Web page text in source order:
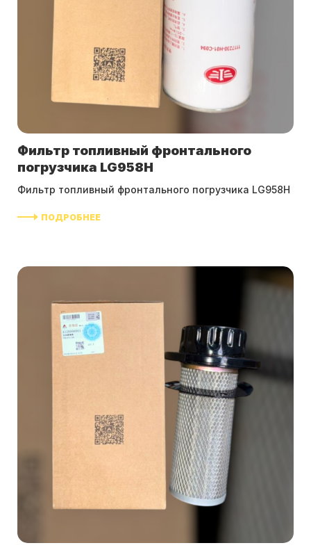
Фильтр топливный фронтального
погрузчика LG958H
Фильтр топливный фронтального погрузчика LG958H
ПОДРОБНЕЕ